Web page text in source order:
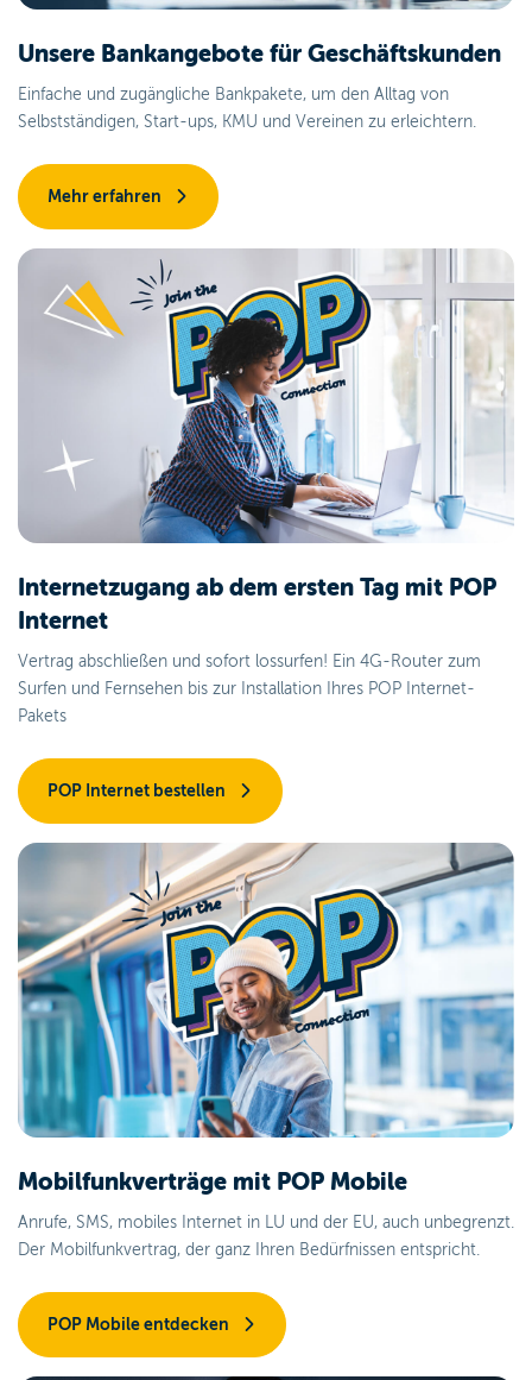
Unsere Bankangebote für Geschäftskunden
Einfache und zugängliche Bankpakete, um den Alltag von
Selbstständigen, Start-ups, KMU und Vereinen zu erleichtern.
Mehr erfahren
Internetzugang ab dem ersten Tag mit POP
Internet
Vertrag abschließen und sofort lossurfen! Ein 4G-Router zum
Surfen und Fernsehen bis zur Installation Ihres POP Internet-
Pakets
POP Internet bestellen
Mobilfunkverträge mit POP Mobile
Anrufe, SMS, mobiles Internet in LU und der EU, auch unbegrenzt.
Der Mobilfunkvertrag, der ganz Ihren Bedürfnissen entspricht.
POP Mobile entdecken